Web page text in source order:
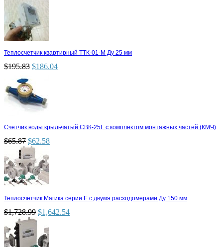
Теплосчетчик квартирный ТТК-01-М Ду 25 мм
$195.83 $186.04
Счетчик воды крыльчатый СВК-25Г с комплектом монтажных частей (КМЧ)
$65.87 $62.58
Теплосчетчик Магика серии Е с двумя расходомерами Ду 150 мм
$1,728.99 $1,642.54